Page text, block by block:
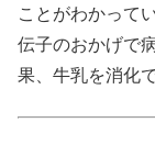
ことがわかって
伝子のおかげで
果、牛乳を消化